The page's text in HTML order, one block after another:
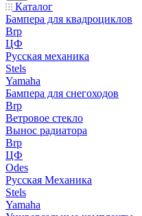
Каталог
Бампера для квадроциклов
Brp
ЦФ
Русская механика
Stels
Yamaha
Бампера для снегоходов
Brp
Ветровое стекло
Вынос радиатора
Brp
ЦФ
Odes
Русская Механика
Stels
Yamaha